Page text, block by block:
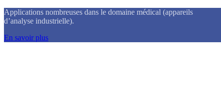
Applications nombreuses dans le domaine médical (appareils
d’analyse industrielle).
En savoir plus